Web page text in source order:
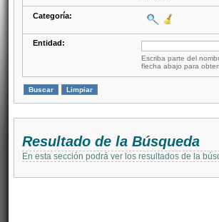
Categoría:
Entidad:
Escriba parte del
flecha abajo para
Resultado de la Búsqueda
En esta sección podrá ver los resultados de la